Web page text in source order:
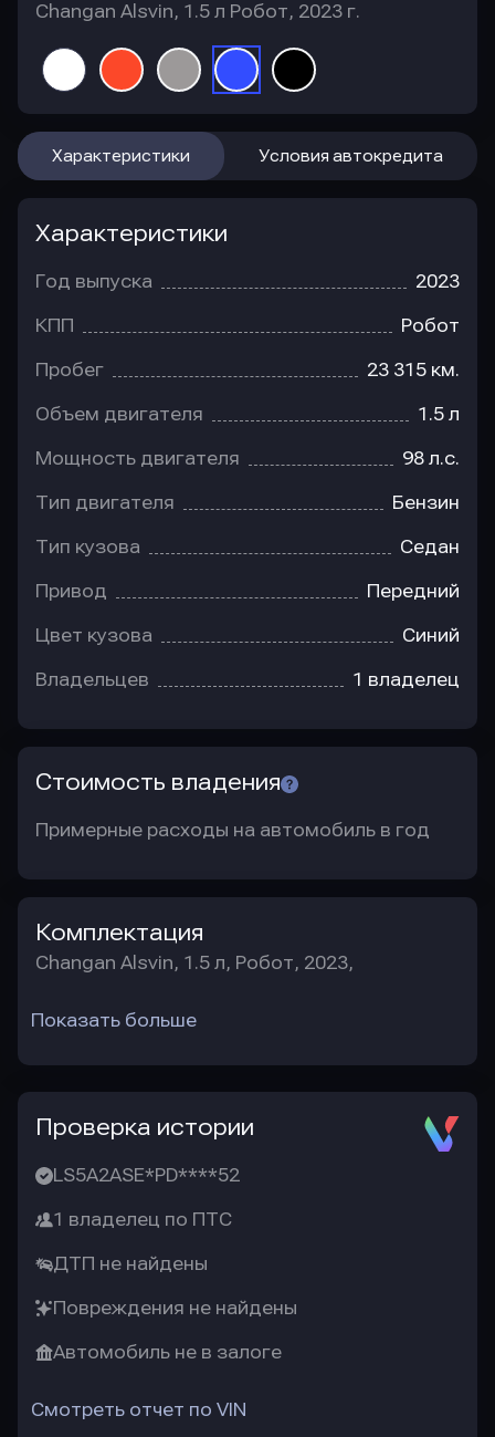
Changan Alsvin, 1.5 л Робот, 2023 г.
Характеристики Условия автокредита
Характеристики
Год выпуска 2023
КПП Робот
Пробег 23 315 км.
Объем двигателя 1.5 л
Мощность двигателя 98 л.с.
Тип двигателя Бензин
Тип кузова Седан
Привод Передний
Цвет кузова Синий
Владельцев 1 владелец
Стоимость владения
Примерные расходы на автомобиль в год
Комплектация
Changan Alsvin, 1.5 л, Робот, 2023,
Показать больше
Проверка истории
LS5A2ASE*PD****52
1 владелец по ПТС
ДТП не найдены
Повреждения не найдены
Автомобиль не в залоге
Смотреть отчет по VIN